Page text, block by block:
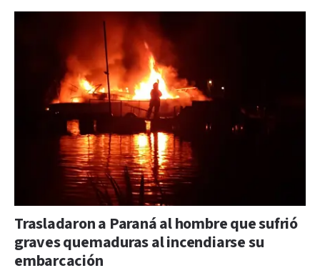
Trasladaron a Paraná al hombre que sufrió
graves quemaduras al incendiarse su
embarcación